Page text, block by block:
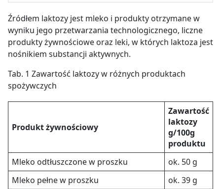
Źródłem laktozy jest mleko i produkty otrzymane w
wyniku jego przetwarzania technologicznego, liczne
produkty żywnościowe oraz leki, w których laktoza jest
nośnikiem substancji aktywnych.
Tab. 1 Zawartość laktozy w różnych produktach
spożywczych
Produkt żywnościowy
Zawartość
laktozy
g/100g
produktu
Mleko odtłuszczone w proszku
ok. 50 g
Mleko pełne w proszku
ok. 39 g